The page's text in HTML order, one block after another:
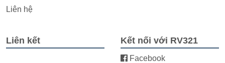
Liên hệ
Liên kết Kết nối với RV321
Facebook